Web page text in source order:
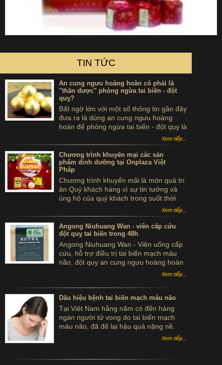
TIN TỨC
An cung ngưu hoàng hoàn có phải là
"thần dược" phòng ngừa tai biến - đột
quỵ?
Bất ngờ lớn với một số thông tin gần đây
đưa ra là dùng an cung ngưu hoàng
hoàn để phòng ngừa tai biến - đột quỵ là
...tự sát. Thực hư sản phẩm này ra sao,
có thể dùng để phòng tai biến - đột quỵ
không?
Xem tiếp...
Chương trình khuyến mại các sản
phẩm dinh dưỡng tại Onplaza Việt
Pháp
Chương trình khuyến mãi là món quà tri
ân Quý khách hàng vì sự tin tưởng và
ủng hộ của quý khách trong suốt thời
Xem tiếp...
Angong Niuhuang Wan - viên cấp cứu
đột quỵ tai biến trong 48h
Angong Niuhuang Wan - Viên uống cấp
cứu, hỗ trợ điều trị tai biến mạch máu
não, đột quỵ an cung ngưu hoàng hoàn
hộp gỗ màu xanh bắc kinh đồng nhân
Xem tiếp...
Dấu hiệu bệnh tai biến mạch máu não
Tại Việt Nam hằng năm có đến hàng
ngàn người tử vong do tai biến mạch
máu não, đã để lại hậu quả nặng nề.
Sau đây là một số dấu hiệu của bệnh tai
Xem tiếp...